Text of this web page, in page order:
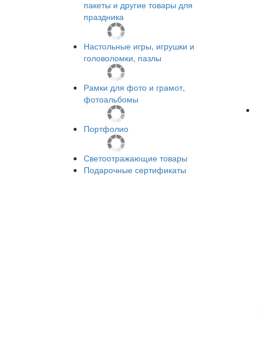
пакеты и другие товары для
праздника
Настольные игры, игрушки и
головоломки, пазлы
Рамки для фото и грамот,
фотоальбомы
Портфолио
Светоотражающие товары
Подарочные сертификаты